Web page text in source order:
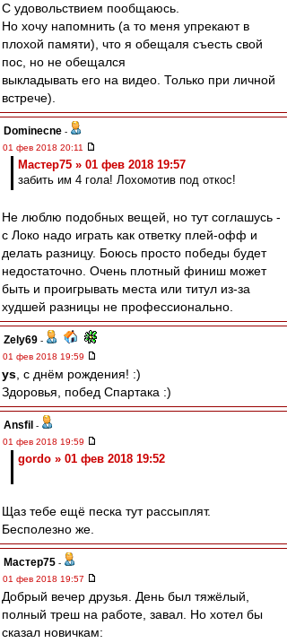
С удовольствием пообщаюсь.
Но хочу напомнить (а то меня упрекают в
плохой памяти), что я обещаля съесть свой
пос, но не обещался
выкладывать его на видео. Только при личной
встрече).
Dominecne -
01 фев 2018 20:11
Мастер75 » 01 фев 2018 19:57
забить им 4 гола! Лохомотив под откос!
Не люблю подобных вещей, но тут соглашусь -
с Локо надо играть как ответку плей-офф и
делать разницу. Боюсь просто победы будет
недостаточно. Очень плотный финиш может
быть и проигрывать места или титул из-за
худшей разницы не профессионально.
Zely69 -
01 фев 2018 19:59
ys , с днём рождения! :)
Здоровья, побед Спартака :)
Ansfil -
01 фев 2018 19:59
gordo » 01 фев 2018 19:52
Щаз тебе ещё песка тут рассыплят.
Бесполезно же.
Мастер75 -
01 фев 2018 19:57
Добрый вечер друзья. День был тяжёлый,
полный треш на работе, завал. Но хотел бы
сказал новичкам: